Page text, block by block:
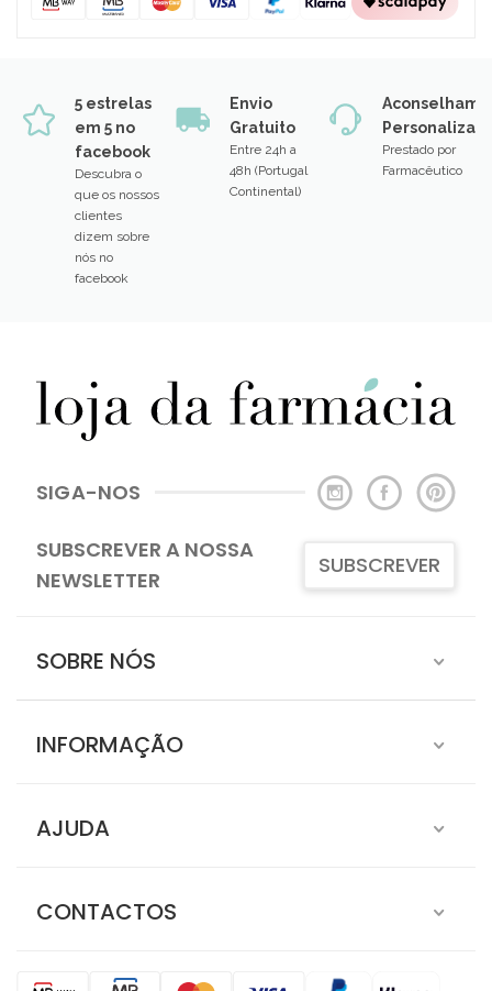
5 estrelas
em 5 no
facebook
Descubra o
que os nossos
clientes
dizem sobre
nós no
facebook
Envio
Gratuito
Entre 24h a
48h (Portugal
Continental)
Prestado por
Farmacêutico
SIGA-NOS
SUBSCREVER A NOSSA
NEWSLETTER
SUBSCREVER
SOBRE NÓS
INFORMAÇÃO
AJUDA
CONTACTOS